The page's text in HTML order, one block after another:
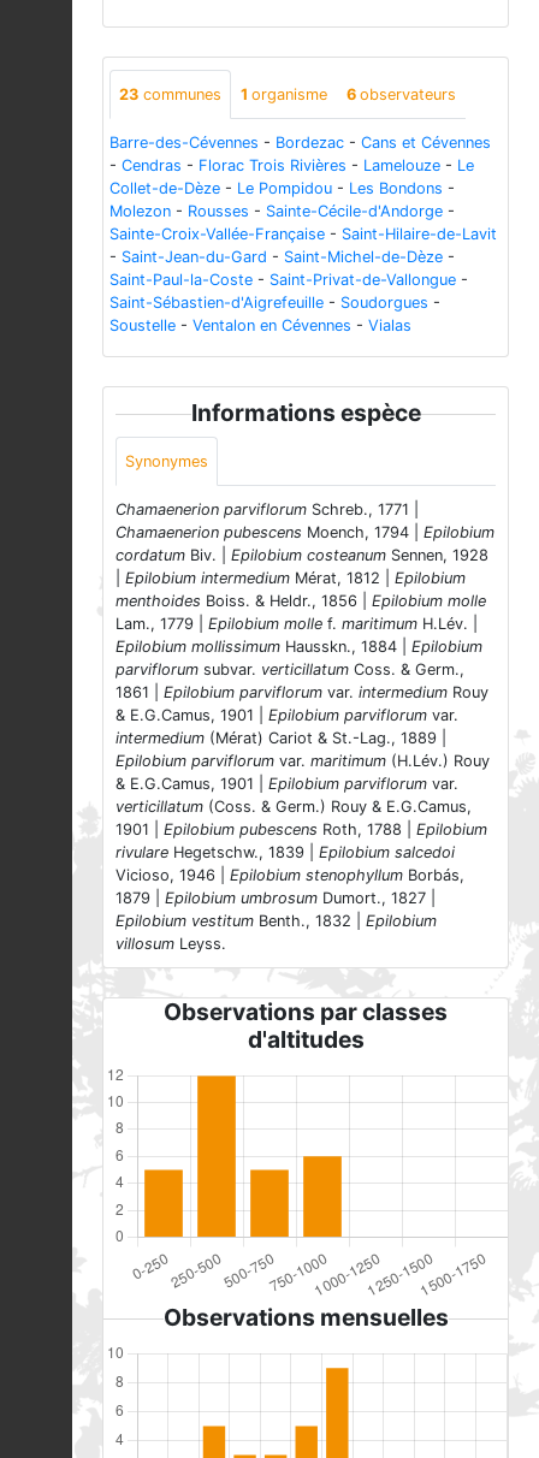
23 communes 1 organisme 6 observateurs
Barre-des-Cévennes - Bordezac - Cans et Cévennes
- Cendras - Florac Trois Rivières - Lamelouze - Le
Collet-de-Dèze - Le Pompidou - Les Bondons -
Molezon - Rousses - Sainte-Cécile-d'Andorge -
Sainte-Croix-Vallée-Française - Saint-Hilaire-de-Lavit
- Saint-Jean-du-Gard - Saint-Michel-de-Dèze -
Saint-Paul-la-Coste - Saint-Privat-de-Vallongue -
Saint-Sébastien-d'Aigrefeuille - Soudorgues -
Soustelle - Ventalon en Cévennes - Vialas
Informations espèce
Synonymes
Chamaenerion parviflorum Schreb., 1771 |
Chamaenerion pubescens Moench, 1794 | Epilobium
cordatum Biv. | Epilobium costeanum Sennen, 1928
Epilobium intermedium Mérat, 1812 | Epilobium
menthoides Boiss. & Heldr., 1856 | Epilobium molle
Lam., 1779 | Epilobium molle f. maritimum H.Lév. |
Epilobium mollissimum Hausskn., 1884 | Epilobium
parviflorum subvar. verticillatum Coss. & Germ.,
1861 | Epilobium parviflorum var. intermedium Rouy
& E.G.Camus, 1901 | Epilobium parviflorum var.
intermedium (Mérat) Cariot & St.-Lag., 1889 |
Epilobium parviflorum var. maritimum (H.Lév.) Rouy
& E.G.Camus, 1901 | Epilobium parviflorum var.
verticillatum (Coss. & Germ.) Rouy & E.G.Camus,
1901 | Epilobium pubescens Roth, 1788 | Epilobium
rivulare Hegetschw., 1839 | Epilobium salcedoi
Vicioso, 1946 | Epilobium stenophyllum Borbás,
1879 | Epilobium umbrosum Dumort., 1827 |
Epilobium vestitum Benth., 1832 | Epilobium
villosum Leyss.
Observations par classes
d'altitudes
Observations mensuelles